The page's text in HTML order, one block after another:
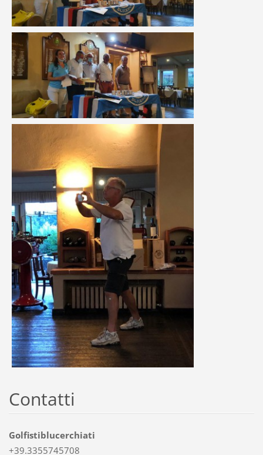
Contatti
Golfistiblucerchiati
+39.3355745708